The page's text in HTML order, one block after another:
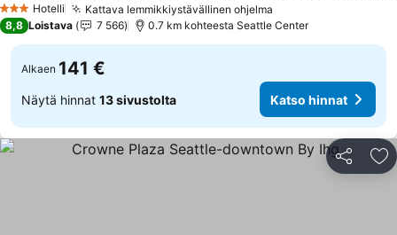
3 Tähtiluokitus
Hotelli Kattava lemmikkiystävällinen ohjelma
8,8 Loistava 7 566 0.7 km kohteesta Seattle Center
Alkaen 141 €
Näytä hinnat 13 sivustolta Katso hinnat
Jaa